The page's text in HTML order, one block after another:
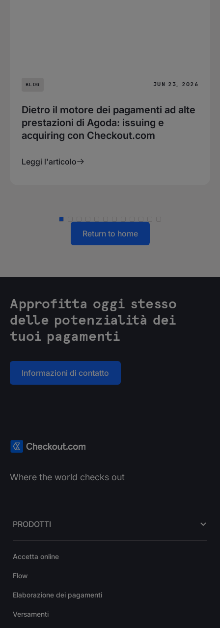
BLOG JUN 23, 2026
Dietro il motore dei pagamenti ad alte
prestazioni di Agoda: issuing e
acquiring con Checkout.com
Leggi l'articolo
Return to home
Approfitta oggi stesso
delle potenzialità dei
tuoi pagamenti
Informazioni di contatto
Where the world checks out
PRODOTTI
Accetta online
Flow
Elaborazione dei pagamenti
Versamenti